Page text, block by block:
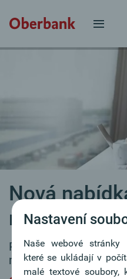
Nová
míst
Pro naše filiálky
motivované kolegyně
Nastavení
Naše webové stránky
které se ukládají v
malé textové soubory,